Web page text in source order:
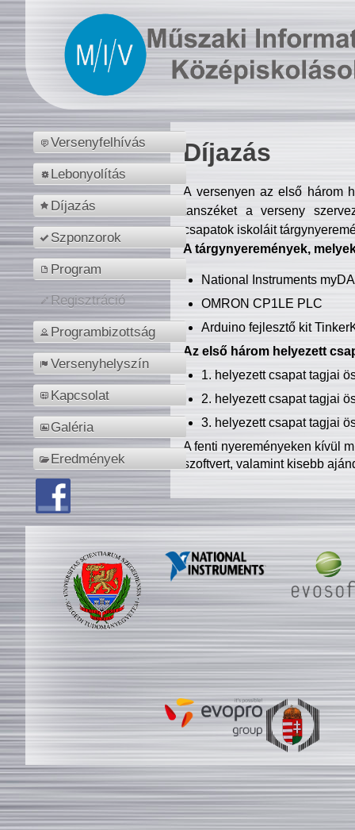
Versenyfelhívás
Lebonyolítás
Díjazás
Szponzorok
Program
Regisztráció
Programbizottság
Versenyhelyszín
Kapcsolat
Galéria
Eredmények
Díjazás
A versenyen az első három
tanszéket a verseny
csapatok iskoláit
A tárgynyeremények,
National Instruments
OMRON CP1LE PLC
Arduino fejlesztő kit
Az első három helyezett
1. helyezett csapat tagjai
2. helyezett csapat tagjai
3. helyezett csapat tagjai
A fenti nyereményeken kívül
szoftvert, valamint kisebb